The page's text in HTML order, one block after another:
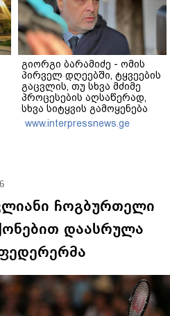
გიორგი ბარამიძე - ომის
პირველ დღეებში, ტყვეების
გაცვლის, თუ სხვა მძიმე
პროცესების აღსაწერად,
სხვა სიტყვის გამოყენება
აჯობებდა - არასდროს
მითქვამს, რომ ჩვენები
www.interpressnews.ge
ჩოგბურთელი
დაასრულა